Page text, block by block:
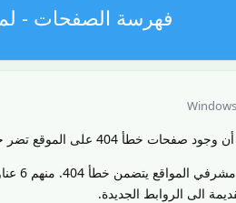
فهرسة الصفحات - لم
Windows
تضر جدا بسمعة الموقع لدى جوجل!!!
في
الى الروابط الجديدة.